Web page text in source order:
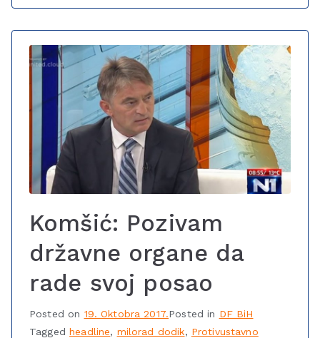
Komšić: Pozivam
državne organe da
rade svoj posao
Posted on 19. Oktobra 2017.Posted in DF BiH
Taggedheadline, milorad dodik, Protivustavno